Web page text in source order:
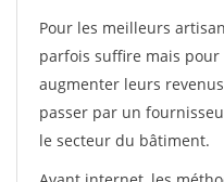
Pour les meilleurs
parfois suffire mais
augmenter leurs
passer par un
le secteur du bâtiment.